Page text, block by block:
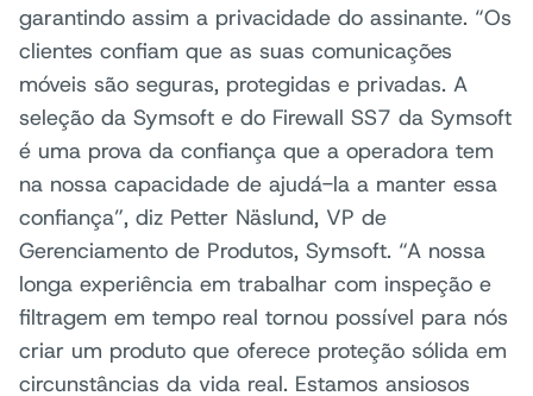
garantindo assim a privacidade do assinante. “Os
clientes confiam que as suas comunicações
móveis são seguras, protegidas e privadas. A
seleção da Symsoft e do Firewall SS7 da Symsoft
é uma prova da confiança que a operadora tem
na nossa capacidade de ajudá-la a manter essa
confiança”, diz Petter Näslund, VP de
Gerenciamento de Produtos, Symsoft. “A nossa
longa experiência em trabalhar com inspeção e
filtragem em tempo real tornou possível para nós
criar um produto que oferece proteção sólida em
circunstâncias da vida real. Estamos ansiosos